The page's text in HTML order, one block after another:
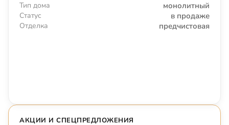
Тип дома монолитный
Статус в продаже
Отделка предчистовая
АКЦИИ И СПЕЦПРЕДЛОЖЕНИЯ